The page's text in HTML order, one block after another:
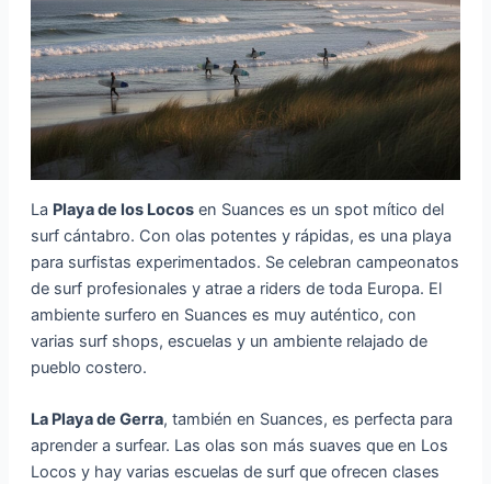
La Playa de los Locosen Suances es un spot mítico del
surf cántabro. Con olas potentes y rápidas, es una playa
para surfistas experimentados. Se celebran campeonatos
de surf profesionales y atrae a riders de toda Europa. El
ambiente surfero en Suances es muy auténtico, con
varias surf shops, escuelas y un ambiente relajado de
pueblo costero.
La Playa de Gerra, también en Suances, es perfecta para
aprender a surfear. Las olas son más suaves que en Los
Locos y hay varias escuelas de surf que ofrecen clases